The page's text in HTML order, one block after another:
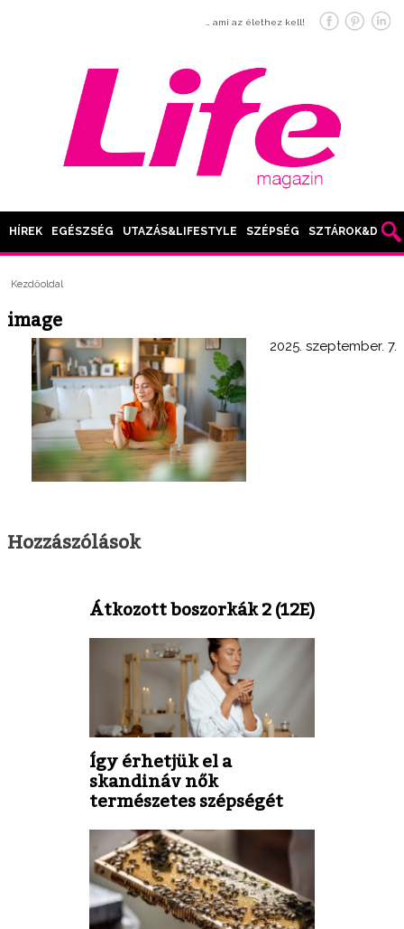
… ami az élethez kell!
HÍREK EGÉSZSÉG UTAZÁS&LIFESTYLE SZÉPSÉG SZTÁROK&DIVAT
Kezdőoldal
image
2025. szeptember. 7.
Hozzászólások
Átkozott boszorkák 2 (12E)
Így érhetjük el a
skandináv nők
természetes szépségét